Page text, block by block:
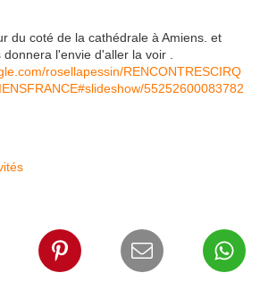
du coté de la cathédrale à Amiens. et
l'envie d'aller la voir .
rosellapessin/RENCONTRESCIRQ
55252600083782